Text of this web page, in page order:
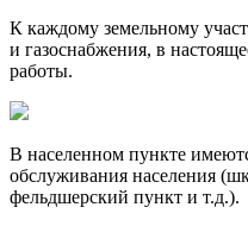
К каждому земельному
и газо­снаб­жения, в
работы.
В населенном пункте
обслуживания населения
фельдшерский пункт и т.д.).